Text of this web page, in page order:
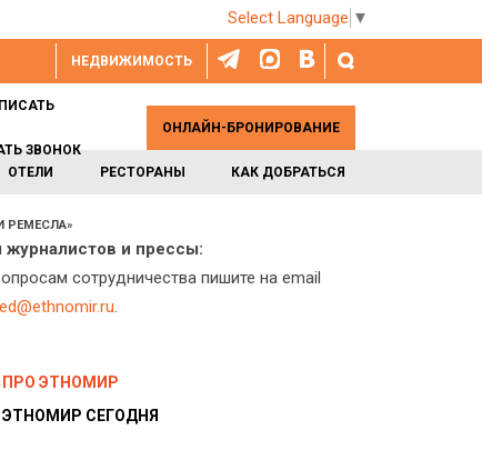
Select Language ▼
НЕДВИЖИМОСТЬ
ОТЕЛИ РЕСТОРАНЫ КАК ДОБРАТЬСЯ
ЗВОНОК
ОНЛАЙН-БРОНИРОВАНИЕ
РЕМЕСЛА»
журналистов и прессы:
сотрудничества пишите на email
.
ПРО ЭТНОМИР
ЭТНОМИР СЕГОДНЯ